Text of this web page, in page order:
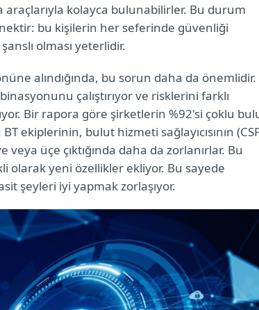
kolayca bulunabilirler. Bu durum
bu kişilerin her seferinde güvenliği
olması yeterlidir.
alındığında, bu sorun daha da önemlidir.
çalıştırıyor ve risklerini farklı
Bir rapora göre şirketlerin %92'si çoklu
ekiplerinin, bulut hizmeti sağlayıcısının
üçe çıktığında daha da zorlanırlar. Bu
olarak yeni özellikler ekliyor. Bu sayede
şeyleri iyi yapmak zorlaşıyor.